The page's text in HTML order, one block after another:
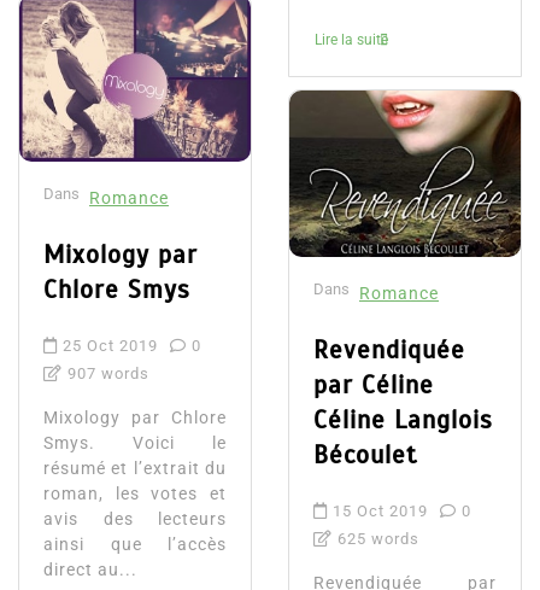
Dans Romance
Mixology par
Chlore Smys
25 Oct 2019
0
907 words
Mixology par Chlore
Smys. Voici le
résumé et l’extrait du
roman, les votes et
avis des lecteurs
ainsi que l’accès
direct au...
Lire la suite
Dans Romance
Revendiquée
par Céline
Céline Langlois
Bécoulet
15 Oct 2019
0
625 words
Revendiquée par